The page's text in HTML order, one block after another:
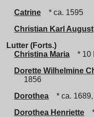
Catrine
* ca. 1595
Christian Karl August
Lutter (Forts.)
Christina Maria
* 10
Dorette Wilhelmine
1856
Dorothea
* ca.
Dorothea Henriette